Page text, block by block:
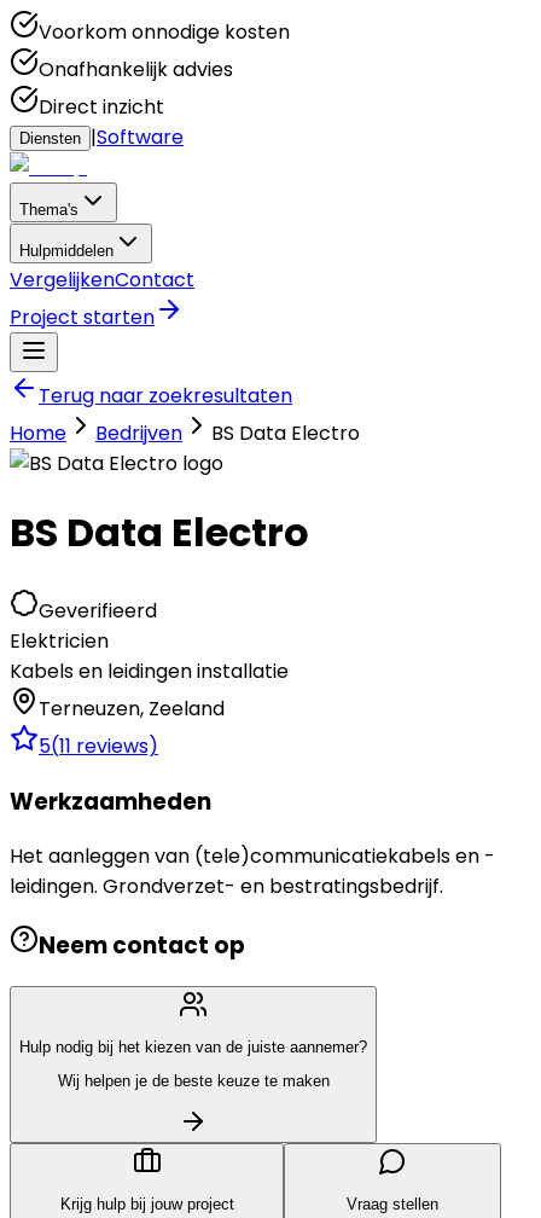
Voorkom onnodige kosten
Onafhankelijk advies
Direct inzicht
Diensten |Software
Thema's
Hulpmiddelen
VergelijkenContact
Project starten
Terug naar zoekresultaten
Home
Bedrijven BS Data Electro
BS Data Electro
Geverifieerd
Elektricien
Kabels en leidingen installatie
Terneuzen, Zeeland
5(11 reviews)
Werkzaamheden
Het aanleggen van (tele)communicatiekabels en -
leidingen. Grondverzet- en bestratingsbedrijf.
Neem contact op
Hulp nodig bij het kiezen van de juiste aannemer?
Wij helpen je de beste keuze te maken
Krijg hulp bij jouw project
Vraag stellen